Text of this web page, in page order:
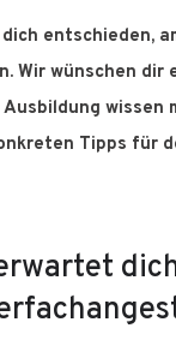
entschieden,
Wir wünschen
Ausbildung wissen
Tipps für